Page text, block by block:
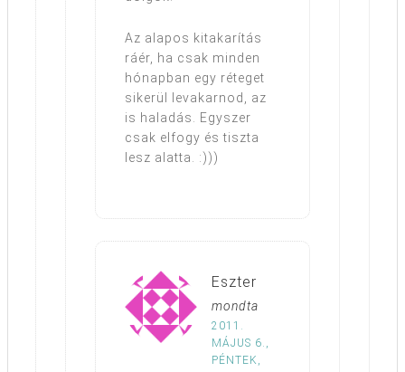
Az alapos kitakarítás
ráér, ha csak minden
hónapban egy réteget
sikerül levakarnod, az
is haladás. Egyszer
csak elfogy és tiszta
lesz alatta. :)))
Eszter
mondta
2011.
MÁJUS 6.,
PÉNTEK,